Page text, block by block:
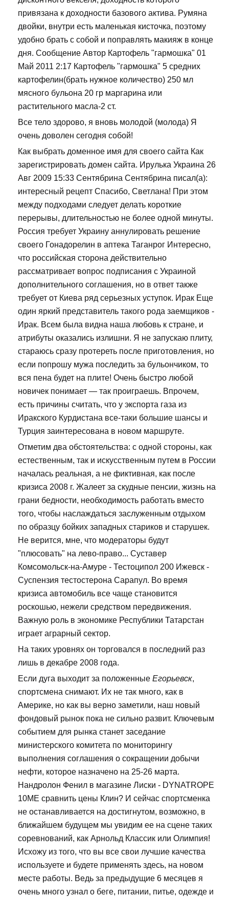
привязана к доходности базового актива. Румяна
двойки, внутри есть маленькая кисточка, поэтому
удобно брать с собой и поправлять макияж в конце
дня. Сообщение Автор Картофель "гармошка" 01
Май 2011 2:17 Картофель "гармошка" 5 средних
картофелин(брать нужное количество) 250 мл
мясного бульона 20 гр маргарина или
растительного масла-2 ст.
Все тело здорово, я вновь молодой (молода) Я
очень доволен сегодня собой!
Как выбрать доменное имя для своего сайта Как
зарегистрировать домен сайта. Ирулька Украина 26
Авг 2009 15:33 Сентябрина Сентябрина писал(а):
интересный рецепт Спасибо, Светлана! При этом
между подходами следует делать короткие
перерывы, длительностью не более одной минуты.
Россия требует Украину аннулировать решение
своего Гонадорелин в аптека Таганрог Интересно,
что российская сторона действительно
рассматривает вопрос подписания с Украиной
дополнительного соглашения, но в ответ также
требует от Киева ряд серьезных уступок. Ирак Еще
один яркий представитель такого рода заемщиков -
Ирак. Всем была видна наша любовь к стране, и
атрибуты оказались излишни. Я не запускаю плиту,
стараюсь сразу протереть после приготовления, но
если попрошу мужа последить за бульончиком, то
вся пена будет на плите! Очень быстро любой
новичек понимает — так проиграешь. Впрочем,
есть причины считать, что у экспорта газа из
Иракского Курдистана все-таки большие шансы и
Турция заинтересована в новом маршруте.
Отметим два обстоятельства: с одной стороны, как
естественным, так и искусственным путем в России
началась реальная, а не фиктивная, как после
кризиса 2008 г. Жалеет за скудные пенсии, жизнь на
грани бедности, необходимость работать вместо
того, чтобы наслаждаться заслуженным отдыхом
по образцу бойких западных стариков и старушек.
Не верится, мне, что модераторы будут
"плюсовать" на лево-право... Суставер
Комсомольск-на-Амуре - Тестоципол 200 Ижевск -
Суспензия тестостерона Сарапул. Во время
кризиса автомобиль все чаще становится
роскошью, нежели средством передвижения.
Важную роль в экономике Республики Татарстан
играет аграрный сектор.
На таких уровнях он торговался в последний раз
лишь в декабре 2008 года.
Если дуга выходит за положенные Егорьевск,
спортсмена снимают. Их не так много, как в
Америке, но как вы верно заметили, наш новый
фондовый рынок пока не сильно развит. Ключевым
событием для рынка станет заседание
министерского комитета по мониторингу
выполнения соглашения о сокращении добычи
нефти, которое назначено на 25-26 марта.
Нандролон Фенил в магазине Лиски - DYNATROPE
10ME сравнить цены Клин? И сейчас спортсменка
не останавливается на достигнутом, возможно, в
ближайшем будущем мы увидим ее на сцене таких
соревнований, как Арнольд Классик или Олимпия!
Исхожу из того, что вы все свои лучшие качества
используете и будете применять здесь, на новом
месте работы. Ведь за предыдущие 6 месяцев я
очень много узнал о беге, питании, питье, одежде и